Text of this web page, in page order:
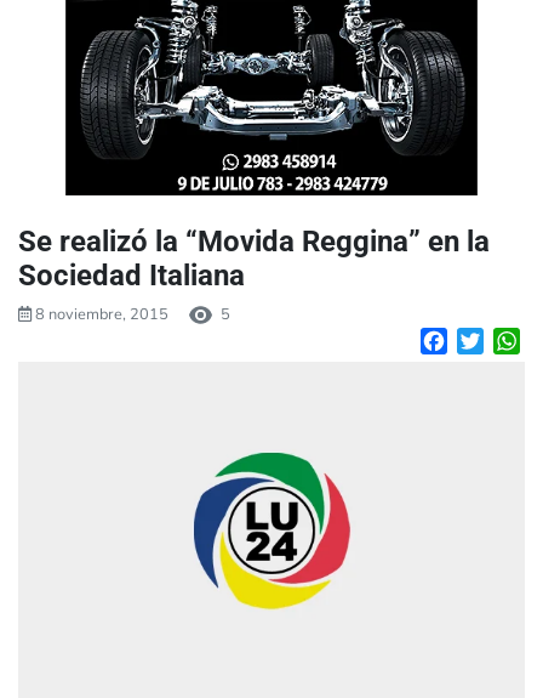
Se realizó la “Movida Reggina” en la
Sociedad Italiana
8 noviembre, 2015 5
Facebook